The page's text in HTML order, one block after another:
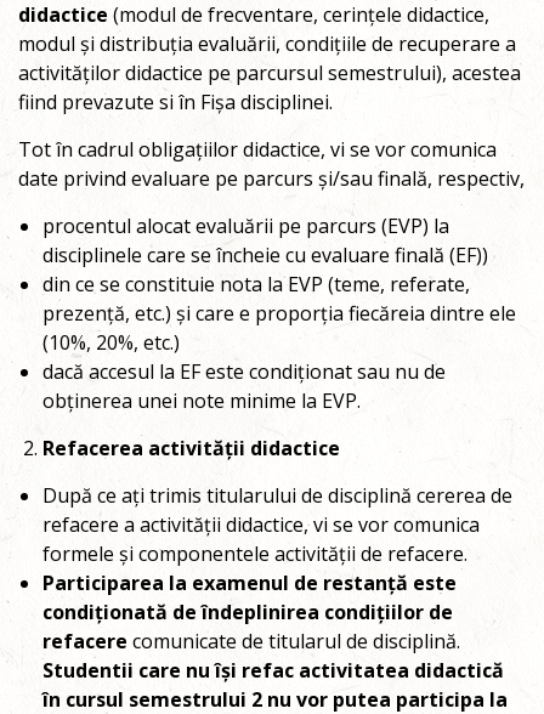
didactice (modul de frecventare, cerințele didactice,
modul și distribuția evaluării, condițiile de recuperare a
activităților didactice pe parcursul semestrului), acestea
fiind prevazute si în Fișa disciplinei.
Tot în cadrul obligațiilor didactice, vi se vor comunica
date privind evaluare pe parcurs și/sau finală, respectiv,
procentul alocat evaluării pe parcurs (EVP) la
disciplinele care se încheie cu evaluare finală (EF))
din ce se constituie nota la EVP (teme, referate,
prezență, etc.) și care e proporția fiecăreia dintre ele
(10%, 20%, etc.)
dacă accesul la EF este condiționat sau nu de
obținerea unei note minime la EVP.
Refacerea activității didactice
După ce ați trimis titularului de disciplină cererea de
refacere a activității didactice, vi se vor comunica
formele și componentele activității de refacere.
Participarea la examenul de restanță este
condiționată de îndeplinirea condițiilor de
refacere comunicate de titularul de disciplină.
Studentii care nu își refac activitatea didactică
în cursul semestrului 2 nu vor putea participa la